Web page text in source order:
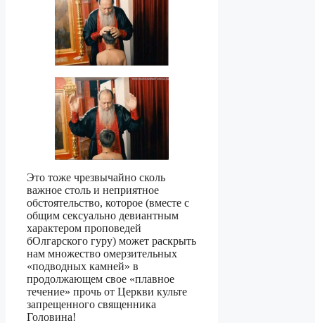
Это тоже чрезвычайно сколь
важное столь и неприятное
обстоятельство, которое (вместе с
общим сексуально девиантным
характером проповедей
бОлгарского гуру) может раскрыть
нам множество омерзительных
«подводных камней» в
продолжающем свое «плавное
течение» прочь от Церкви культе
запрещенного священника
Головина!